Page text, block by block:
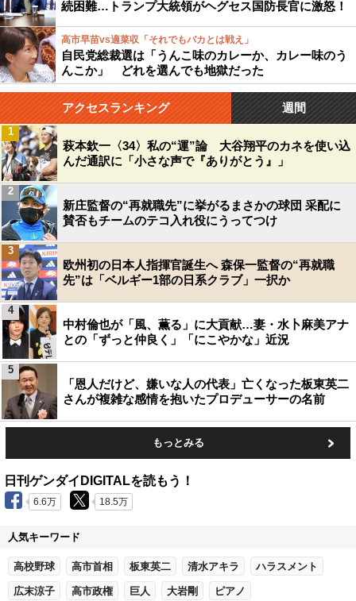
続困難…トランプ大統領がヘグセス国防長官に激怒！
高市早苗vs適菜収「それでもバカとは戦え」
自民党総裁選は「うんこ味のカレーか、カレー味のう
んこか」 どれを選んでも地獄だった
アクセスランキング 週間
萩本欽一〈34〉私の“運”論 大谷翔平のカネを使い込
んだ通訳に「小さな声で『ありがとう』」
1
新庄監督の“再就職先”に挙がるまさかの球団 采配に
賛否もチームのテコ入れ役にうってつけ
2
欧州初の日本人指揮官誕生へ 森保一監督の“再就職
先”は「ベルギー1部の日系クラブ」一択か
3
中村倫也が「風、薫る」に大貢献…妻・水卜麻美アナ
との「ずっと仲良く」「にこやかな」近況
4
「恩人だけど、嫌いな人の代表」亡くなった板東英二
さんが複雑な感情を抱いたプロデューサーの名前
5
もっとみる
日刊ゲンダイDIGITALを読もう！
6.6万 18.5万
人気キーワード
高校野球 高市首相 板東英二 清水アキラ ハラスメント
広末涼子 高市政権 巨人 大岩剛 ピアノ